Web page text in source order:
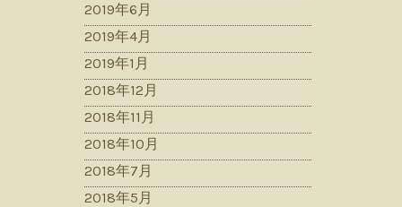
2019年6月
2019年4月
2019年1月
2018年12月
2018年11月
2018年10月
2018年7月
2018年5月